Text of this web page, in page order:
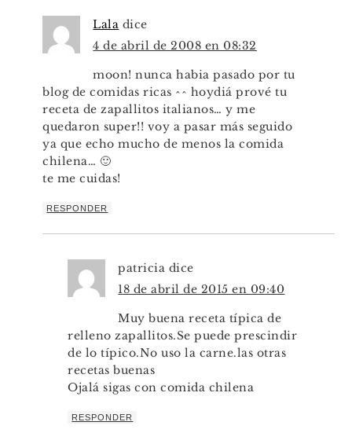
Lala dice
4 de abril de 2008 en 08:32
moon! nunca habia pasado por tu
blog de comidas ricas ^^ hoydiá prové tu
receta de zapallitos italianos… y me
quedaron super!! voy a pasar más seguido
ya que echo mucho de menos la comida
chilena… 🙂
te me cuidas!
RESPONDER
patricia dice
18 de abril de 2015 en 09:40
Muy buena receta típica de
relleno zapallitos.Se puede prescindir
de lo típico.No uso la carne.las otras
recetas buenas
Ojalá sigas con comida chilena
RESPONDER